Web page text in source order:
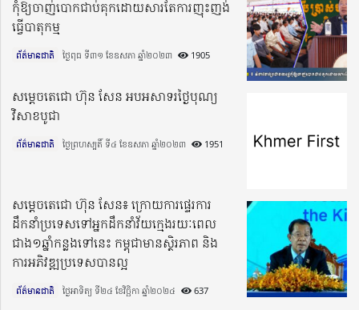
កុំឱ្យចាញ់បោកជាប់គុកដោយសារតែការញុះញង់
ធ្វើបាតុកម្ម
ព័ត៌មានជាតិ ថ្ងៃពុធ ទី៣១ ខែឧសភា ឆ្នាំ២០២៣​ 1905
សម្តេចតេជោ ហ៊ុន សែន អបអសាទរថ្ងៃបុណ្យ
វិសាខបូជា
ព័ត៌មានជាតិ ថ្ងៃព្រហស្បតិ៍ ទី៤ ខែឧសភា ឆ្នាំ២០២៣​ 1951
សម្តេចតេជោ ហ៊ុន សែន៖ ក្រោយការផ្ទេរការ
ដឹកនាំប្រទេសទៅអ្នកដឹកនាំវ័យក្មេងរយៈពេល
ជាង១ឆ្នាំកន្លងទៅនេះ កម្ពុជាមានស្ថិរភាព និង
ការអភិវឌ្ឍប្រទេសបានល្អ
ព័ត៌មានជាតិ ថ្ងៃអាទិត្យ ទី២៤ ខែវិច្ឆិកា ឆ្នាំ២០២៤​ 637